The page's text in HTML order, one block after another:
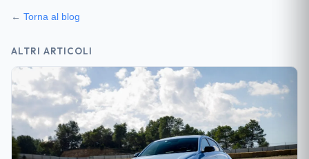
← Torna al blog
ALTRI ARTICOLI